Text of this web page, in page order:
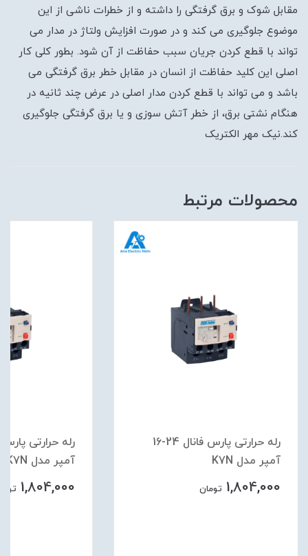
مقابل شوک و برق گرفتگی را داشته و از خطرات ناشی از این
موضوع جلوگیری می کند و در صورت افزایش ولتاژ در مدار می
تواند با قطع کردن جریان سبب حفاظت از آن شود. بطور کلی کار
اصلی این کلید حفاظت از انسان در مقابل خطر برق گرفتگی می
باشد و می تواند با قطع کردن مدار اصلی در عرض چند ثانیه در
هنگام نشتی برق، از خطر آتش سوزی و یا برق گرفتگی جلوگیری
کند.نیک مهر الکتریک
محصولات مرتبط
رله حرارتی پارس فانال 24-16
آمپر مدل K7N
1,804,000 تومان
آمپر مدل K7N
1,804,000